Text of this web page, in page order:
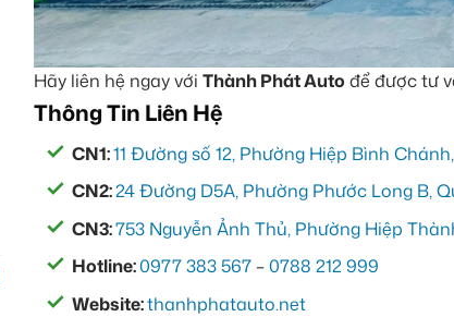
Hãy liên hệ ngay với Thành Phát Auto để được tư
Thông Tin Liên Hệ
CN1:11 Đường số 12, Phường Hiệp Bình
CN2:24 Đường D5A, Phường Phước Long B,
CN3:753 Nguyễn Ảnh Thủ, Phường Hiệp
Hotline:0977 383 567–0788 212 999
Website:thanhphatauto.net